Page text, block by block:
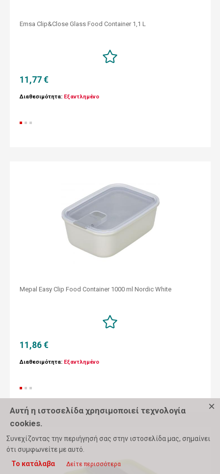
Αυτή η ιστοσελίδα χρησιμοποιεί τεχνολογία
cookies.
Συνεχίζοντας την περιήγησή σας στην ιστοσελίδα μας, σημαίνει
ότι συμφωνείτε με αυτό.
Το κατάλαβα
Δείτε περισσότερα
×
Emsa Clip&Close Glass Food Container 1,1 L
11,77 €
Διαθεσιμότητα: Εξαντλημένο
Mepal Easy Clip Food Container 1000 ml Nordic White
11,86 €
Διαθεσιμότητα: Εξαντλημένο